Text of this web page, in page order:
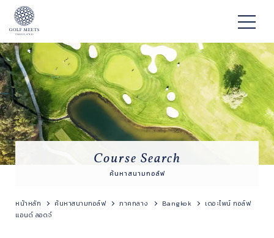
Course Search
ค้นหาสนามกอล์ฟ
หน้าหลัก ค้นหาสนามกอล์ฟ ภาคกลาง Bangkok
เดอะไพน์ กอล์ฟ
แอนด์ ลอดจ์